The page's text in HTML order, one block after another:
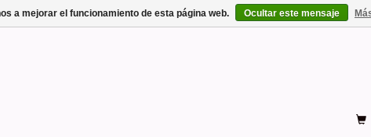
a mejorar el funcionamiento de esta página web. Ocultar este mensaje